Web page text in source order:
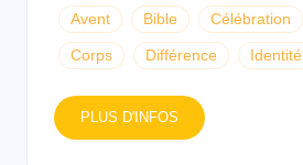
Avent Bible Célébration
Corps Différence Identité
PLUS D'INFOS